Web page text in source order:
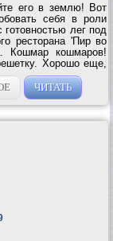
его в землю! Вот
себя в роли
лег под
ресторана 'Пир во
Кошмар кошмаров!
Хорошо еще,
и Мариша рвутся
ЧИТАТЬ